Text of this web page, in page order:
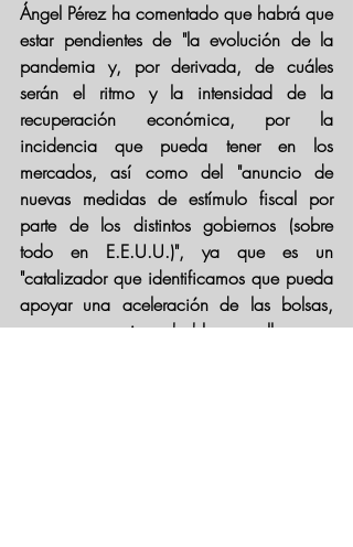
Ángel Pérez ha comentado que habrá que
estar pendientes de "la evolución de la
pandemia y, por derivada, de cuáles
serán el ritmo y la intensidad de la
recuperación económica, por la
incidencia que pueda tener en los
mercados, así como del "anuncio de
nuevas medidas de estímulo fiscal por
parte de los distintos gobiernos (sobre
todo en E.E.U.U.)", ya que es un
"catalizador que identificamos que pueda
apoyar una aceleración de las bolsas,
pero parece improbable que llegue a